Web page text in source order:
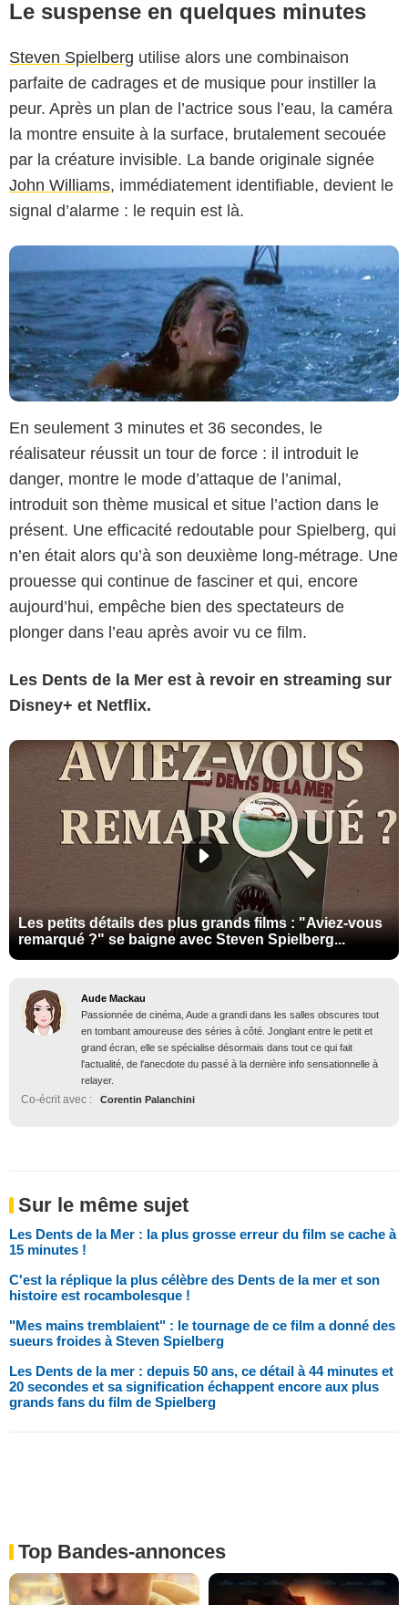
Le suspense en quelques minutes
Steven Spielberg utilise alors une combinaison
parfaite de cadrages et de musique pour instiller la
peur. Après un plan de l’actrice sous l’eau, la caméra
la montre ensuite à la surface, brutalement secouée
par la créature invisible. La bande originale signée
John Williams, immédiatement identifiable, devient le
signal d’alarme : le requin est là.
En seulement 3 minutes et 36 secondes, le
réalisateur réussit un tour de force : il introduit le
danger, montre le mode d’attaque de l’animal,
introduit son thème musical et situe l’action dans le
présent. Une efficacité redoutable pour Spielberg, qui
n’en était alors qu’à son deuxième long-métrage. Une
prouesse qui continue de fasciner et qui, encore
aujourd’hui, empêche bien des spectateurs de
plonger dans l’eau après avoir vu ce film.
Les Dents de la Mer est à revoir en streaming sur
Disney+ et Netflix.
Les petits détails des plus grands films : "Aviez-vous
remarqué ?" se baigne avec Steven Spielberg...
Aude Mackau
Passionnée de cinéma, Aude a grandi dans les salles obscures tout
en tombant amoureuse des séries à côté. Jonglant entre le petit et
grand écran, elle se spécialise désormais dans tout ce qui fait
l'actualité, de l'anecdote du passé à la dernière info sensationnelle à
relayer.
Co-écrit avec : Corentin Palanchini
Sur le même sujet
Les Dents de la Mer : la plus grosse erreur du film se cache à
15 minutes !
C'est la réplique la plus célèbre des Dents de la mer et son
histoire est rocambolesque !
"Mes mains tremblaient" : le tournage de ce film a donné des
sueurs froides à Steven Spielberg
Les Dents de la mer : depuis 50 ans, ce détail à 44 minutes et
20 secondes et sa signification échappent encore aux plus
grands fans du film de Spielberg
Top Bandes-annonces